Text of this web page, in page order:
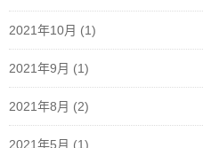
2021年10月 (1)
2021年9月 (1)
2021年8月 (2)
2021年5月 (1)